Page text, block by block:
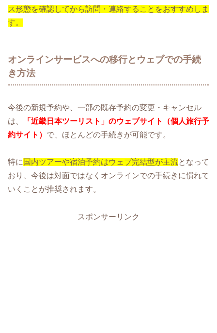
ス形態を確認してから訪問・連絡することをおすすめしま
す。
オンラインサービスへの移行とウェブでの手続
き方法
今後の新規予約や、一部の既存予約の変更・キャンセル
は、
「近畿日本ツーリスト」のウェブサイト（個人旅行予
約サイト） で、ほとんどの手続きが可能です。
特に 国内ツアーや宿泊予約はウェブ完結型が主流となって
おり、今後は対面ではなくオンラインでの手続きに慣れて
いくことが推奨されます。
スポンサーリンク